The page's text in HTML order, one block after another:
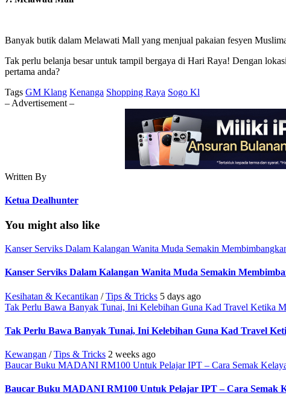
Banyak butik dalam Melawati Mall yang menjual pakaian fesyen
Tak perlu belanja besar untuk tampil bergaya di Hari Raya! Dengan
pertama anda?
Tags GM Klang Kenanga Shopping Raya Sogo Kl
– Advertisement –
Written By
Ketua Dealhunter
You might also like
Kanser Serviks Dalam Kalangan Wanita Muda Semakin
Kanser Serviks Dalam Kalangan Wanita Muda Semakin
Kesihatan & Kecantikan /Tips & Tricks 5 days ago
Tak Perlu Bawa Banyak Tunai, Ini Kelebihan Guna Kad Travel Ketika
Tak Perlu Bawa Banyak Tunai, Ini Kelebihan Guna Kad Travel
Kewangan /Tips & Tricks 2 weeks ago
Baucar Buku MADANI RM100 Untuk Pelajar IPT – Cara Semak
Baucar Buku MADANI RM100 Untuk Pelajar IPT – Cara Semak